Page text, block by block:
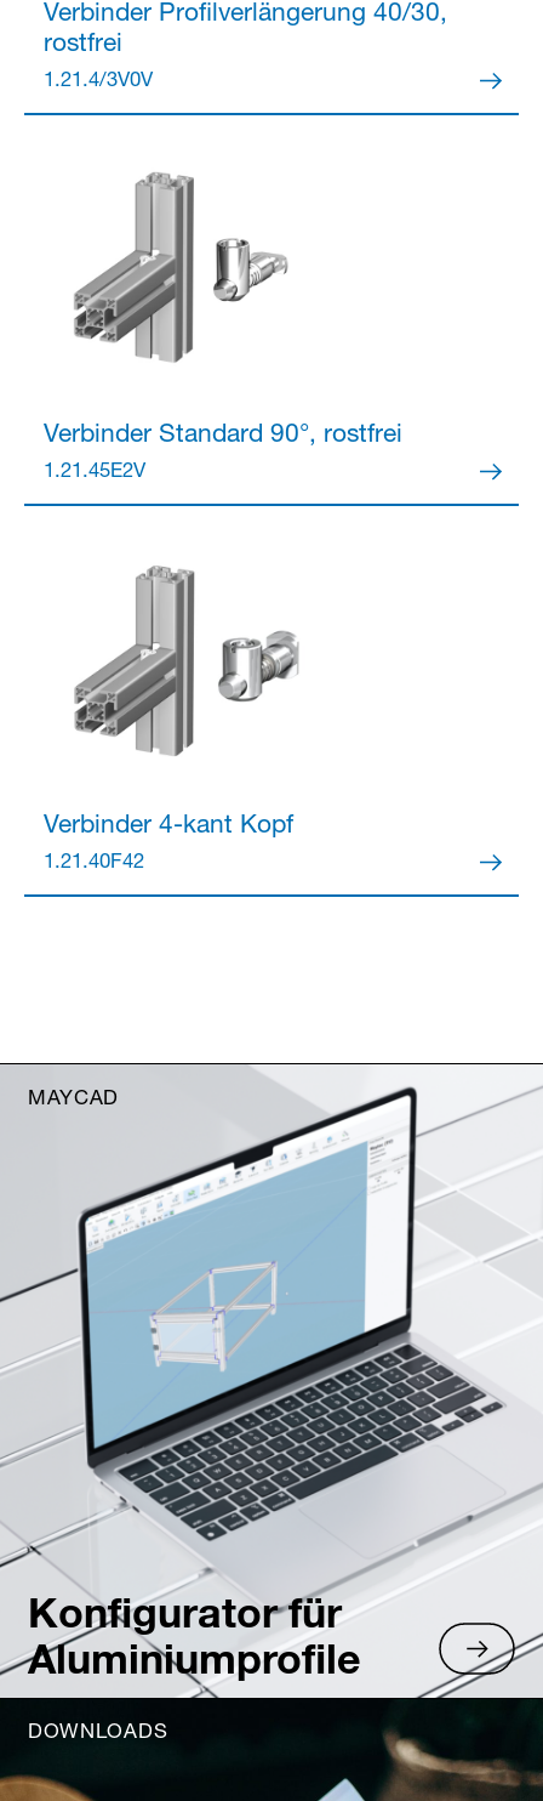
VerbinderProfilverlängerung 40/30,
rostfrei
1.21.4/3V0V
VerbinderStandard 90°, rostfrei
1.21.45E2V
Verbinder4-kant Kopf
1.21.40F42
MAYCAD
Konfigurator für
Aluminiumprofile
DOWNLOADS
Partner Login
Anmelden